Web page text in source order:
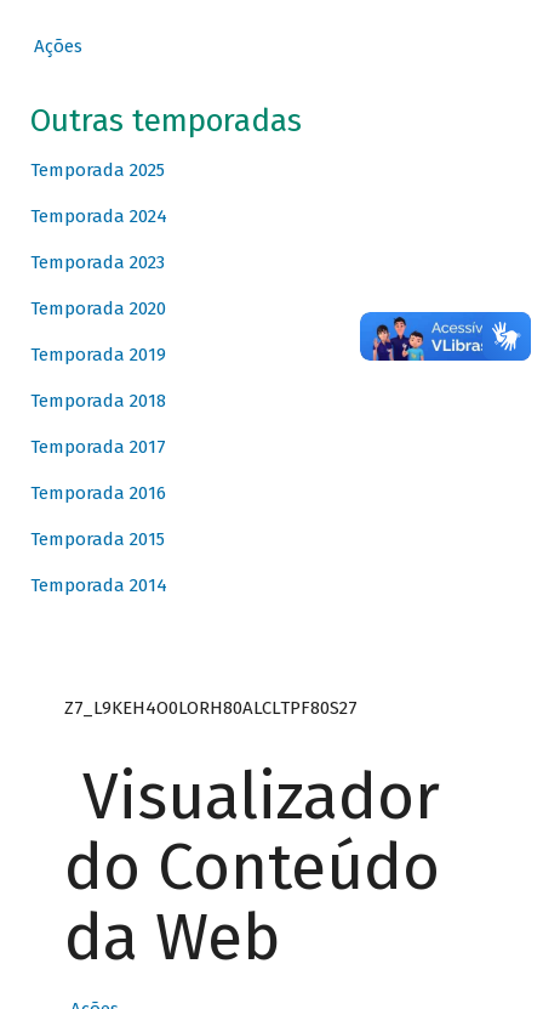
Ações
Outras temporadas
Temporada 2025
Temporada 2024
Temporada 2023
Temporada 2020
Temporada 2019
Temporada 2018
Temporada 2017
Temporada 2016
Temporada 2015
Temporada 2014
Z7_L9KEH4O0LORH80ALCLTPF80S27
Visualizador
do Conteúdo
da Web